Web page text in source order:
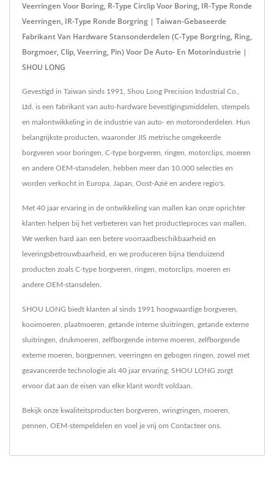
Veerringen Voor Boring, R-Type Circlip Voor Boring, IR-Type Ronde
Veerringen, IR-Type Ronde Borgring | Taiwan-Gebaseerde
Fabrikant Van Hardware Stansonderdelen (C-Type Borgring, Ring,
Borgmoer, Clip, Veerring, Pin) Voor De Auto- En Motorindustrie |
SHOU LONG
Gevestigd in Taiwan sinds 1991, Shou Long Precision Industrial Co.,
Ltd. is een fabrikant van auto-hardware bevestigingsmiddelen, stempels
en malontwikkeling in de industrie van auto- en motoronderdelen. Hun
belangrijkste producten, waaronder JIS metrische omgekeerde
borgveren voor boringen, C-type borgveren, ringen, motorclips, moeren
en andere OEM-stansdelen, hebben meer dan 10.000 selecties en
worden verkocht in Europa, Japan, Oost-Azië en andere regio's.
Met 40 jaar ervaring in de ontwikkeling van mallen kan onze oprichter
klanten helpen bij het verbeteren van het productieproces van mallen.
We werken hard aan een betere voorraadbeschikbaarheid en
leveringsbetrouwbaarheid, en we produceren bijna tienduizend
producten zoals C-type borgveren, ringen, motorclips, moeren en
andere OEM-stansdelen.
SHOU LONG biedt klanten al sinds 1991 hoogwaardige borgveren,
kooimoeren, plaatmoeren, getande interne sluitringen, getande externe
sluitringen, drukmoeren, zelfborgende interne moeren, zelfborgende
externe moeren, borgpennen, veerringen en gebogen ringen, zowel met
geavanceerde technologie als 40 jaar ervaring, SHOU LONG zorgt
ervoor dat aan de eisen van elke klant wordt voldaan.
Bekijk onze kwaliteitsproducten borgveren, wringringen, moeren,
pennen, OEM-stempeldelen en voel je vrij om Contacteer ons.